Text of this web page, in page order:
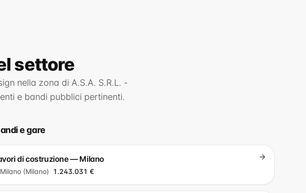
settore
nella zona di A.S.A. S.R.L. -
e bandi pubblici pertinenti.
e gare
di costruzione — Milano
Milano (Milano) 1.243.031 €